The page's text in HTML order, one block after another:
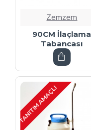
Zemzem
90CM İlaçlama
Tabancası
TANITIM AMAÇLI